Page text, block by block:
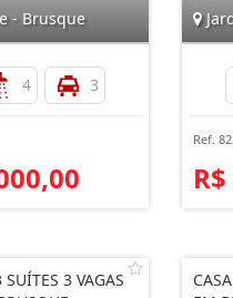
- Brusque
4 3
Ref.
3 VAGAS